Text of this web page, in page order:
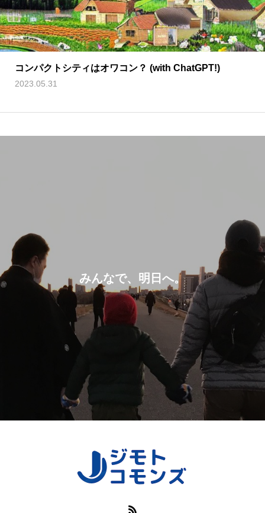
コンパクトシティはオワコン？ (with ChatGPT!)
2023.05.31
みんなで、明日へ。